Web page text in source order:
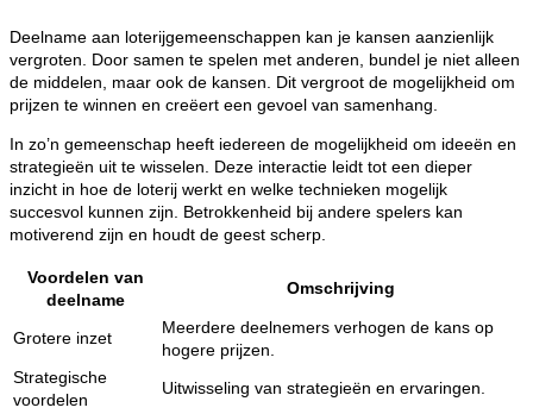
Deelname aan loterijgemeenschappen kan je kansen aanzienlijk
vergroten. Door samen te spelen met anderen, bundel je niet alleen
de middelen, maar ook de kansen. Dit vergroot de mogelijkheid om
prijzen te winnen en creëert een gevoel van samenhang.
In zo’n gemeenschap heeft iedereen de mogelijkheid om ideeën en
strategieën uit te wisselen. Deze interactie leidt tot een dieper
inzicht in hoe de loterij werkt en welke technieken mogelijk
succesvol kunnen zijn. Betrokkenheid bij andere spelers kan
motiverend zijn en houdt de geest scherp.
Voordelen van
deelname
Omschrijving
Grotere inzet
Meerdere deelnemers verhogen de kans op
hogere prijzen.
Strategische
voordelen
Uitwisseling van strategieën en ervaringen.